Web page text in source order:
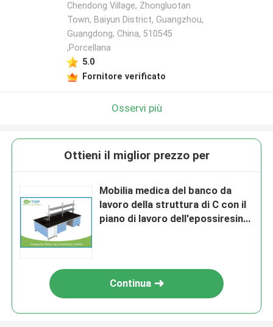
Chendong Village, Zhongluotan
Town, Baiyun District, Guangzhou,
Guangdong, China, 510545
,Porcellana
5.0
Fornitore verificato
Osservi più
Ottieni il miglior prezzo per
Mobilia medica del banco da
lavoro della struttura di C con il
piano di lavoro dell'epossiresina
Continua